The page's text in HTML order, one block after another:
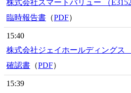
株式会社スマートバリュー （
臨時報告書 （PDF）
15:40
株式会社ジェイホールディングス
確認書 （PDF）
15:39